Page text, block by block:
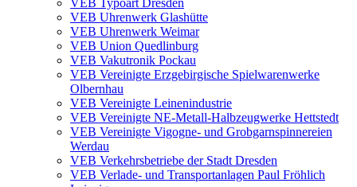
VEB Typoart Dresden
VEB Uhrenwerk Glashütte
VEB Uhrenwerk Weimar
VEB Union Quedlinburg
VEB Vakutronik Pockau
VEB Vereinigte Erzgebirgische Spielwarenwerke
Olbernhau
VEB Vereinigte Leinenindustrie
VEB Vereinigte NE-Metall-Halbzeugwerke Hettstedt
VEB Vereinigte Vigogne- und Grobgarnspinnereien
Werdau
VEB Verkehrsbetriebe der Stadt Dresden
VEB Verlade- und Transportanlagen Paul Fröhlich